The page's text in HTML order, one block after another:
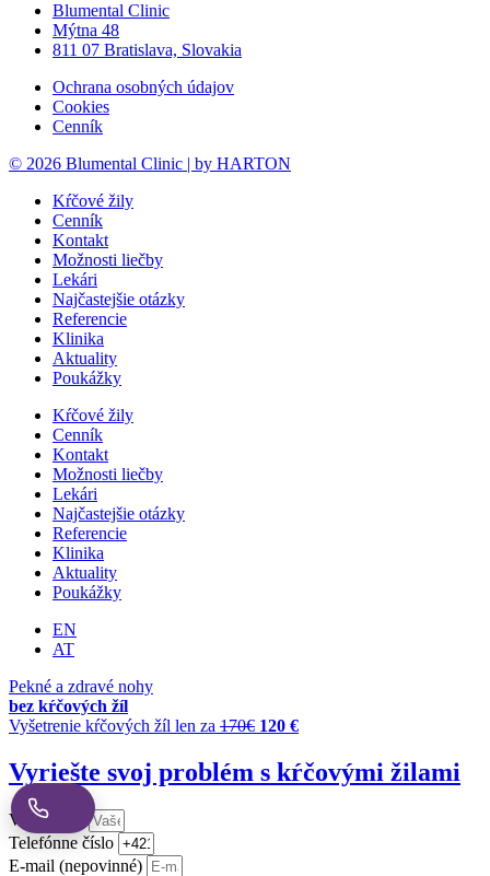
Blumental Clinic
Mýtna 48
811 07 Bratislava, Slovakia
Ochrana osobných údajov
Cookies
Cenník
© 2026 Blumental Clinic | by HARTON
Kŕčové žily
Cenník
Kontakt
Možnosti liečby
Lekári
Najčastejšie otázky
Referencie
Klinika
Aktuality
Poukážky
Kŕčové žily
Cenník
Kontakt
Možnosti liečby
Lekári
Najčastejšie otázky
Referencie
Klinika
Aktuality
Poukážky
EN
AT
Pekné a zdravé nohy
bez kŕčových žíl
Vyšetrenie kŕčových žíl len za 170€ 120 €
Vyriešte svoj problém s kŕčovými žilami
Vaše meno
Telefónne číslo
E-mail (nepovinné)